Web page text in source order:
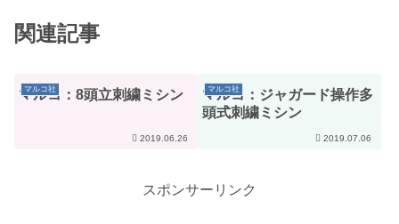
関連記事
マルコ社
マルコ：8頭立刺繍ミシン
2019.06.26
マルコ社
マルコ：ジャガード操作多
頭式刺繍ミシン
2019.07.06
スポンサーリンク